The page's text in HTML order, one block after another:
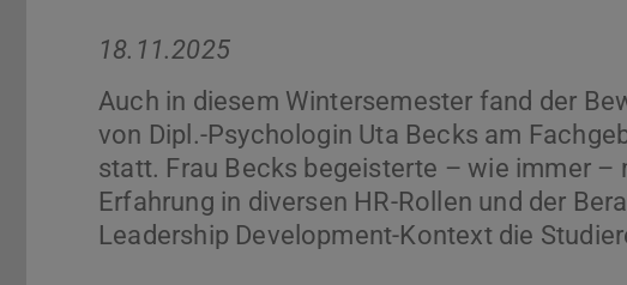
18.11.2025
Auch in diesem Wintersemester fand der
von Dipl.-Psychologin Uta Becks am
statt. Frau Becks begeisterte – wie immer –
Erfahrung in diversen HR-Rollen und der
Leadership Development-Kontext die